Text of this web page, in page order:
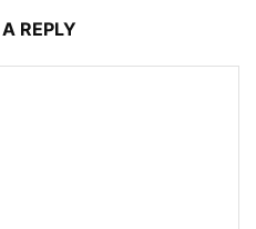
REPLY